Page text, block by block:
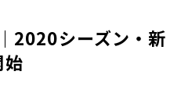
2020シーズン・新
始